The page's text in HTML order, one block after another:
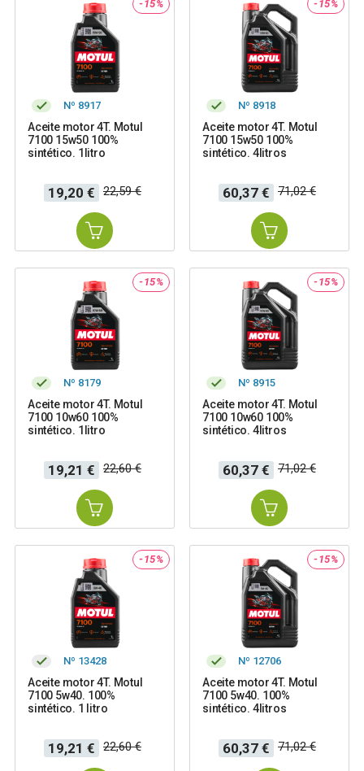
-15%
Nº 8917
Aceite motor 4T. Motul
7100 15w50 100%
sintético. 1litro
Precio
19,20 €
Precio
base
22,59 €
-15%
Nº 8918
Aceite motor 4T. Motul
7100 15w50 100%
sintético. 4litros
Precio
60,37 €
Precio
base
71,02 €
-15%
Nº 8179
Aceite motor 4T. Motul
7100 10w60 100%
sintético. 1litro
Precio
19,21 €
Precio
base
22,60 €
-15%
Nº 8915
Aceite motor 4T. Motul
7100 10w60 100%
sintético. 4litros
Precio
60,37 €
Precio
base
71,02 €
-15%
Nº 13428
Aceite motor 4T. Motul
7100 5w40. 100%
sintético. 1 litro
Precio
19,21 €
Precio
base
22,60 €
-15%
Nº 12706
Aceite motor 4T. Motul
7100 5w40. 100%
sintético. 4litros
Precio
60,37 €
Precio
base
71,02 €